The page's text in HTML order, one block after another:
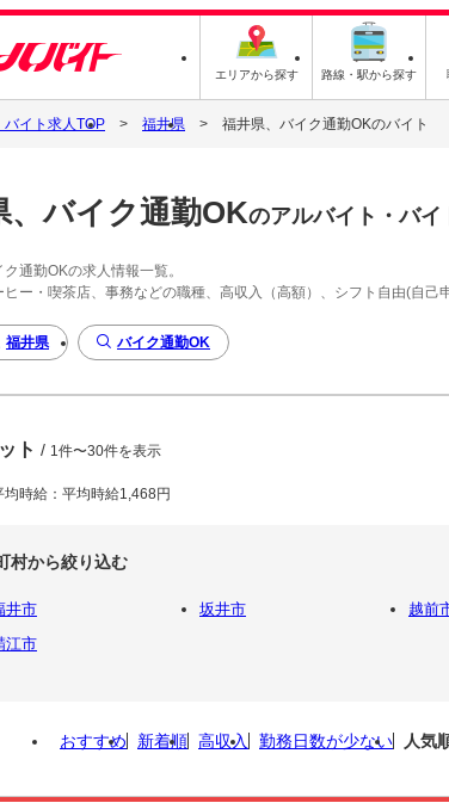
エリアから探す 路線・駅から探す
バイト求人TOP 福井県 福井県、バイク通勤OKのバイト
、バイク通勤OKのアルバイト・バイ
通勤OKの求人情報一覧。
ヒー・喫茶店、事務などの職種、高収入（高額）、シフト自由(自己
福井県 バイク通勤OK
ト / 1件〜30件を表示
均時給：平均時給1,468円
村から絞り込む
井市 坂井市 越前
江市
おすすめ 新着順 高収入 勤務日数が少ない 人気